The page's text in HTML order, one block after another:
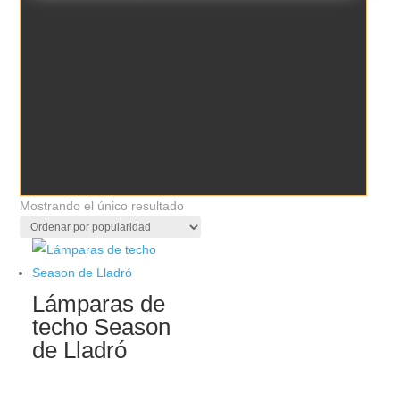
Mostrando el único resultado
Lámparas de
techo Season
de Lladró